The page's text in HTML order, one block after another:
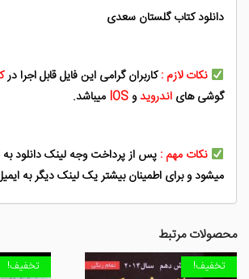
دانلود کتاب گلستان سعدی
نکات لازم :کاربران گرامی این فایل قابل اجرا در
گوشی های اندرویدوIOS میباشد.
نکات مهم : پس از پرداخت وجه لینک دانلود
میشود و برای اطمینان بیشتر یک لینک دیگر به
محصولات مرتبط
تخفیف! تخفیف!